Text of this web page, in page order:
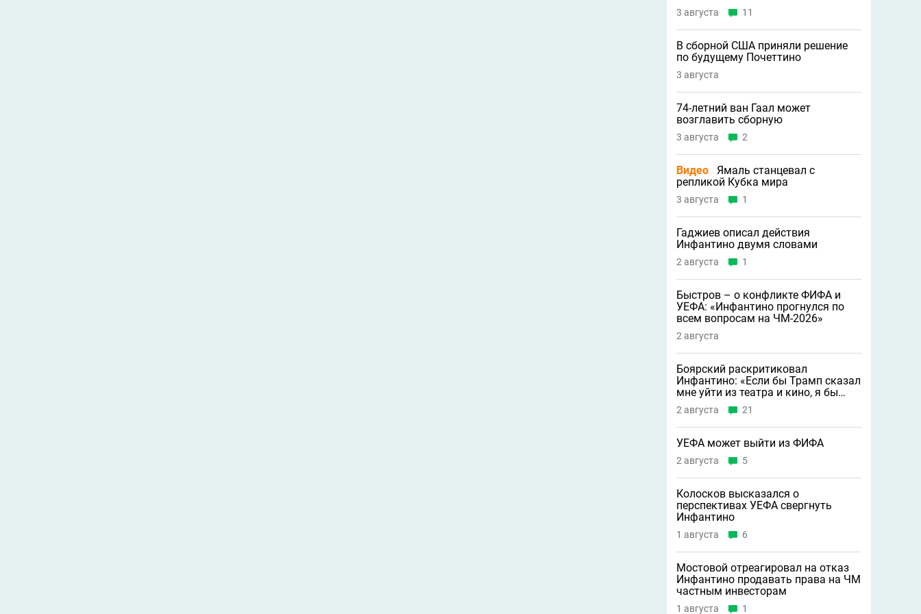
3 августа 11
В сборной США приняли решение
по будущему Почеттино
3 августа
74-летний ван Гаал может
возглавить сборную
3 августа 2
Видео
Ямаль станцевал с
репликой Кубка мира
3 августа 1
Гаджиев описал действия
Инфантино двумя словами
2 августа 1
Быстров – о конфликте ФИФА и
УЕФА: «Инфантино прогнулся по
всем вопросам на ЧМ-2026»
2 августа
Боярский раскритиковал
Инфантино: «Если бы Трамп сказал
мне уйти из театра и кино, я бы
сделал это»
2 августа 21
УЕФА может выйти из ФИФА
2 августа 5
Колосков высказался о
перспективах УЕФА свергнуть
Инфантино
1 августа 6
Мостовой отреагировал на отказ
Инфантино продавать права на ЧМ
частным инвесторам
1 августа 1